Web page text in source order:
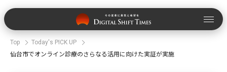
Top
Today's PICK UP
仙台市でオンライン診療のさらなる活用に向けた実証が実施